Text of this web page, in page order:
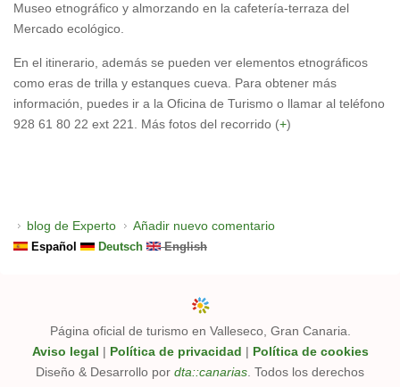
Museo etnográfico y almorzando en la cafetería-terraza del
Mercado ecológico.
En el itinerario, además se pueden ver elementos etnográficos
como eras de trilla y estanques cueva. Para obtener más
información, puedes ir a la Oficina de Turismo o llamar al teléfono
928 61 80 22 ext 221. Más fotos del recorrido (+)
blog de Experto Añadir nuevo comentario
Español Deutsch English
Página oficial de turismo en Valleseco, Gran Canaria.
Aviso legal | Política de privacidad | Política de cookies
Diseño & Desarrollo por dta::canarias. Todos los derechos